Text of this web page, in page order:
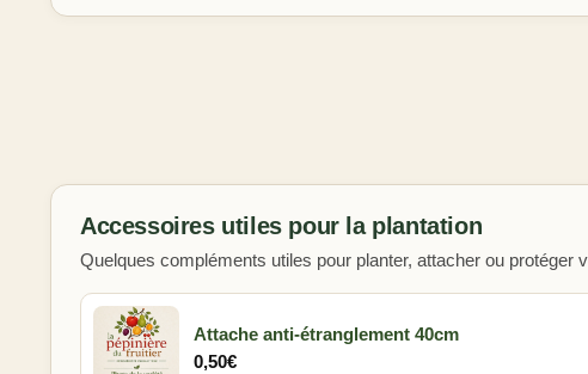
Accessoires utiles pour la plantation
Quelques compléments utiles pour planter, attacher ou protéger
Attache anti-étranglement 40cm
0,50€